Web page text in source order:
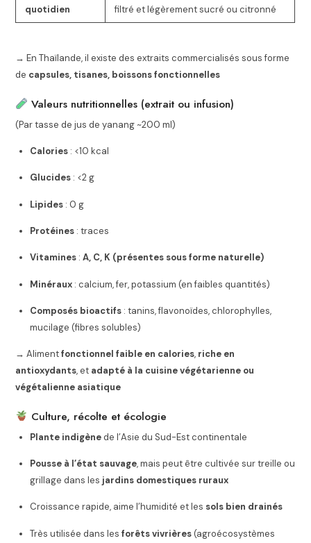
quotidien
filtré et légèrement sucré ou citronné
→ En Thaïlande, il existe des extraits commercialisés sous forme
de capsules, tisanes, boissons fonctionnelles
Valeurs nutritionnelles (extrait ou infusion)
(Par tasse de jus de yanang ~200 ml)
Calories : <10 kcal
Glucides : <2 g
Lipides : 0 g
Protéines : traces
Vitamines :A, C, K (présentes sous forme naturelle)
Minéraux : calcium, fer, potassium (en faibles quantités)
Composés bioactifs : tanins, flavonoïdes, chlorophylles,
mucilage (fibres solubles)
→ Alimentfonctionnel faible en calories, riche en
antioxydants, et adapté à la cuisine végétarienne ou
végétalienne asiatique
Culture, récolte et écologie
Plante indigènede l’Asie du Sud-Est continentale
Pousse à l’état sauvage, mais peut être cultivée sur treille ou
grillage dans les jardins domestiques ruraux
Croissance rapide, aime l’humidité et les sols bien drainés
Très utilisée dans lesforêts vivrières(agroécosystèmes